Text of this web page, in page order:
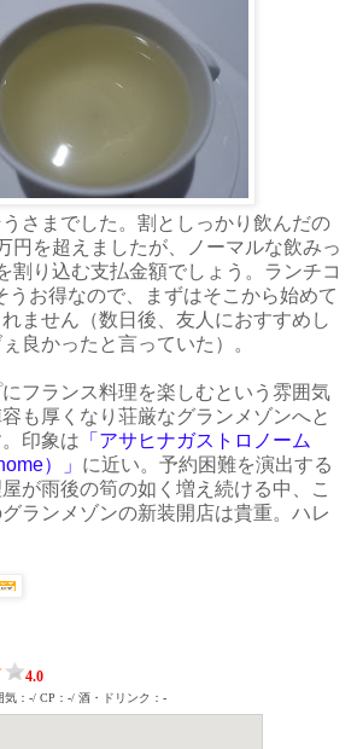
さまでした。割としっかり飲んだの
円を超えましたが、ノーマルな飲みっ
割り込む支払金額でしょう。ランチコ
うお得なので、まずはそこから始めて
ません（数日後、友人におすすめし
良かったと言っていた）。
フランス料理を楽しむという雰囲気
も厚くなり荘厳なグランメゾンへと
印象は 「アサヒナガストロノーム
）」 に近い。予約困難を演出する
が雨後の筍の如く増え続ける中、こ
ランメゾンの新装開店は貴重。ハレ